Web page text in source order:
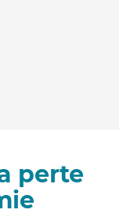
perte